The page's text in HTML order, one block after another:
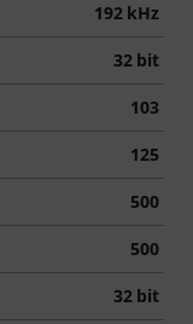
192 kHz
32 bit
103
125
500
500
32 bit